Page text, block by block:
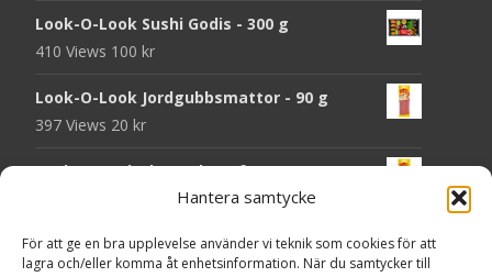
Hantera samtycke
För att ge en bra upplevelse använder vi teknik som cookies för att
lagra och/eller komma åt enhetsinformation. När du samtycker till
Look-O-Look Sushi Godis - 300 g
410 Views 100 kr
Look-O-Look Jordgubbsmattor - 90 g
397 Views 20 kr
Look-O-Look Flygande Tefat - 20 g
Haribo Starmix - 170 g
387 Views 25kr